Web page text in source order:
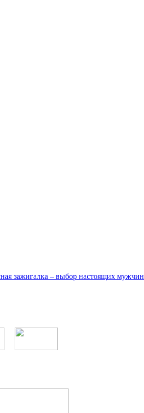
зажигалка – выбор настоящих мужчин